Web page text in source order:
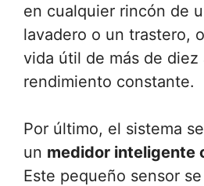
en cualquier rincón de
lavadero o un trastero,
vida útil de más de diez
rendimiento constante.
Por último, el sistema
un medidor inteligente
Este pequeño sensor